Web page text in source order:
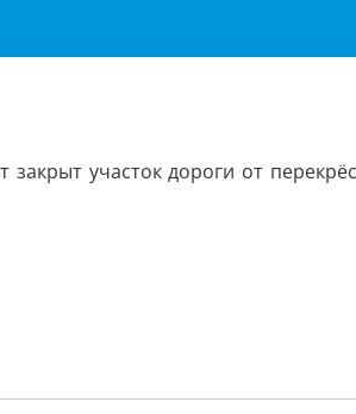
участок дороги от